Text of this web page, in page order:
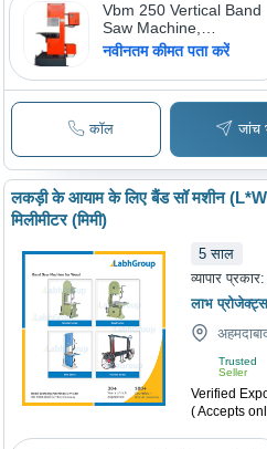
Vbm 250 Vertical Band
Saw Machine,
Maximum Cutting Hight:
नवीनतम कीमत पता करें
कॉल जांच
लकड़ी के आयाम के लिए बैंड सॉ मशीन
मिलीमीटर (मिमी)
5 साल
व्यापार प्रकार:
लाभ
Trusted
Seller
Verified
( Accepts